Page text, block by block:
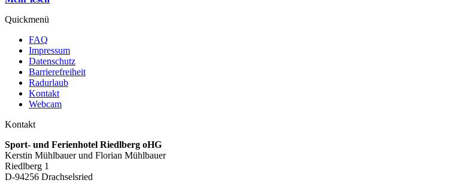
Quickmenü
FAQ
Impressum
Datenschutz
Barrierefreiheit
Radurlaub
Kontakt
Webcam
Kontakt
Sport- und Ferienhotel Riedlberg oHG
Kerstin Mühlbauer und Florian Mühlbauer
Riedlberg 1
D-94256 Drachselsried